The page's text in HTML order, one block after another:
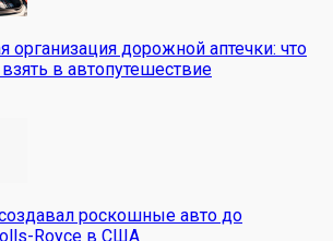
организация дорожной аптечки: что
в автопутешествие
роскошные авто до
Royce в США